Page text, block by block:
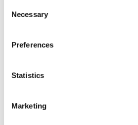
Selection
Necessary
Preferences
Statistics
Marketing
saving and changing
highly laudable.
Ekonomi